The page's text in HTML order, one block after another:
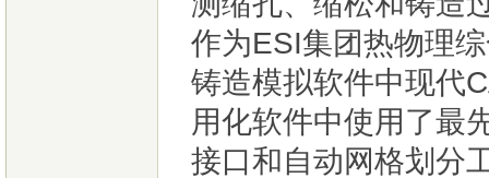
作为ESI集团热物理
铸造模拟软件中现代
用化软件中使用了最
接口和自动网格划分